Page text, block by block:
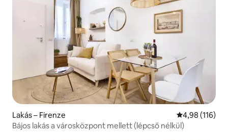
Lakás – Firenze Átlagos
4,98 (116)
Bájos lakás a városközpont mellett (lépcső nélkül)